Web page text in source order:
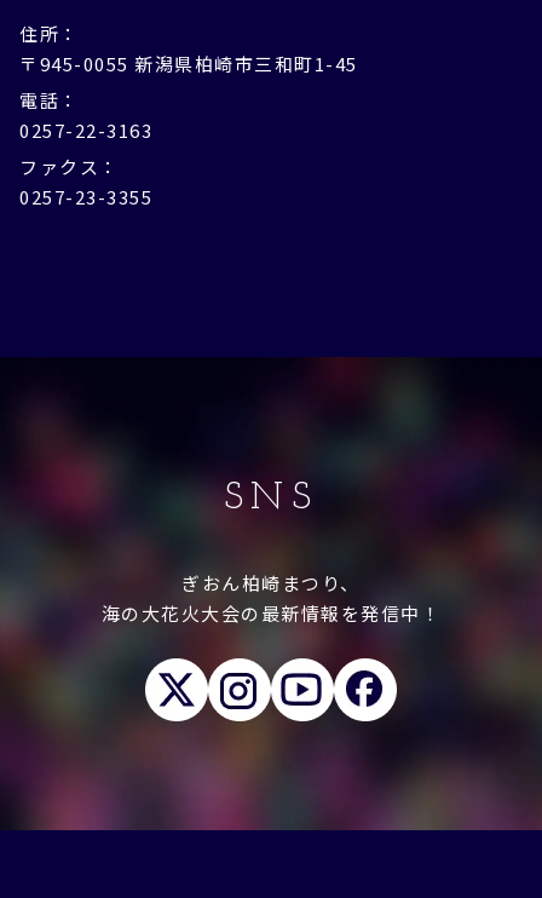
住所：
〒945-0055 新潟県柏崎市三和町1-45
電話：
0257-22-3163
ファクス：
0257-23-3355
SNS
ぎおん柏崎まつり、
海の大花火大会の最新情報を発信中！